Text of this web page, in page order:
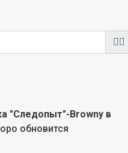
"Следопыт"-Browny в
обновится